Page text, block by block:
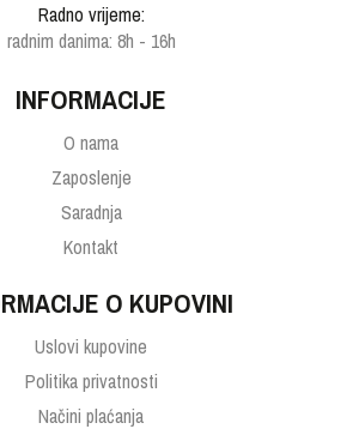
Radno vrijeme:
radnim danima: 8h - 16h
INFORMACIJE
O nama
Zaposlenje
Saradnja
Kontakt
O KUPOVINI
Uslovi kupovine
Politika privatnosti
Načini plaćanja